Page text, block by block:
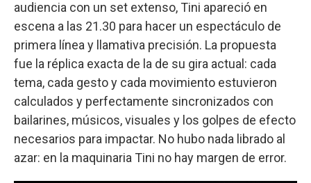
audiencia con un set extenso, Tini apareció en
escena a las 21.30 para hacer un espectáculo de
primera línea y llamativa precisión. La propuesta
fue la réplica exacta de la de su gira actual: cada
tema, cada gesto y cada movimiento estuvieron
calculados y perfectamente sincronizados con
bailarines, músicos, visuales y los golpes de efecto
necesarios para impactar. No hubo nada librado al
azar: en la maquinaria Tini no hay margen de error.